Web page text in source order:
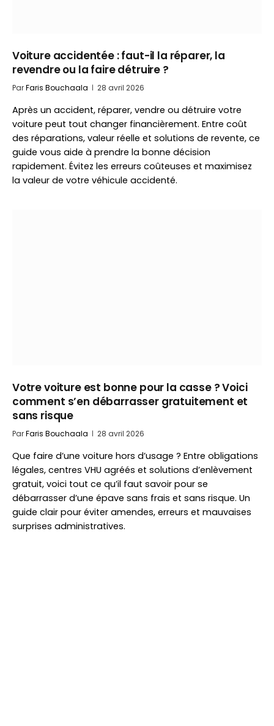
Voiture accidentée : faut-il la réparer, la
revendre ou la faire détruire ?
ParFaris Bouchaala 28 avril 2026
Après un accident, réparer, vendre ou détruire votre
voiture peut tout changer financièrement. Entre coût
des réparations, valeur réelle et solutions de revente, ce
guide vous aide à prendre la bonne décision
rapidement. Évitez les erreurs coûteuses et maximisez
la valeur de votre véhicule accidenté.
Votre voiture est bonne pour la casse ? Voici
comment s’en débarrasser gratuitement et
sans risque
ParFaris Bouchaala 28 avril 2026
Que faire d’une voiture hors d’usage ? Entre obligations
légales, centres VHU agréés et solutions d’enlèvement
gratuit, voici tout ce qu’il faut savoir pour se
débarrasser d’une épave sans frais et sans risque. Un
guide clair pour éviter amendes, erreurs et mauvaises
surprises administratives.